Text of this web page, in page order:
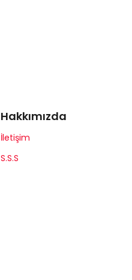
Hakkımızda
İletişim
S.S.S